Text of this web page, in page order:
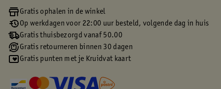
Gratis ophalen in de winkel
Op werkdagen voor 22:00 uur besteld, volgende dag in huis
Gratis thuisbezorgd vanaf 50.00
Gratis retourneren binnen 30 dagen
Gratis punten met je Kruidvat kaart